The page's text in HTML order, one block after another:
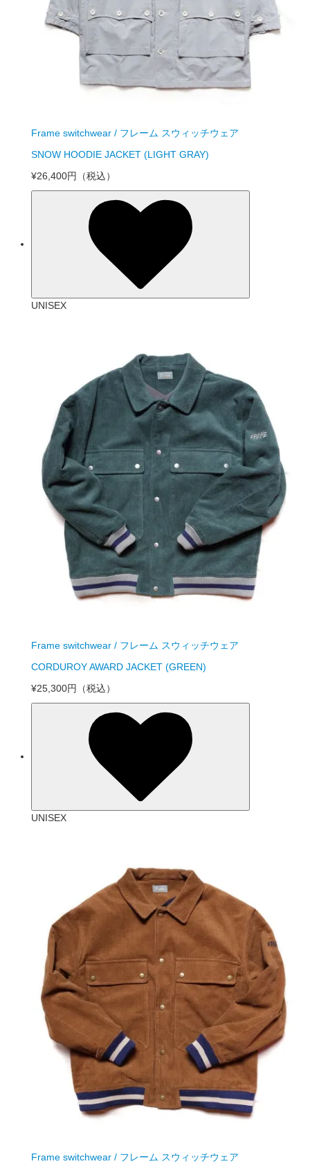
Frame switchwear / フレーム スウィッチウェア
SNOW HOODIE JACKET (LIGHT GRAY)
¥26,400円
（税込）
UNISEX
Frame switchwear / フレーム スウィッチウェア
CORDUROY AWARD JACKET (GREEN)
¥25,300円
（税込）
UNISEX
Frame switchwear / フレーム スウィッチウェア